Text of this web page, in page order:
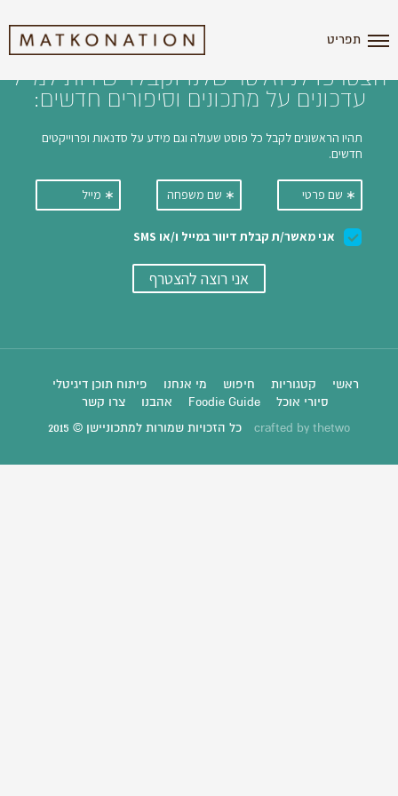
תפריט
הצטרפו לניוזלטר שלנו וקבלו ישירות למייל
עדכונים על מתכונים וסיפורים חדשים:
ראשי קטגוריות חיפוש מי אנחנו
פיתוח תוכן דיגיטלי
סיורי אוכל
Foodie Guide אהבנו צרו קשר
crafted by thetwo כל הזכויות שמורות למתכוניישן © 2015